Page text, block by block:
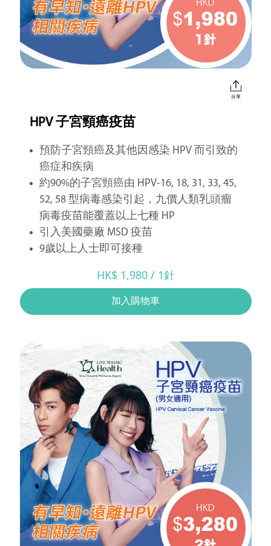
分享
HPV 子宮頸癌疫苗
預防子宮頸癌及其他因感染 HPV 而引致的
癌症和疾病
約90%的子宮頸癌由 HPV-16, 18, 31, 33, 45,
52, 58 型病毒感染引起，九價人類乳頭瘤
病毒疫苗能覆蓋以上七種 HP
引入美國藥廠 MSD 疫苗
9歲以上人士即可接種
HK$ 1,980 / 1針
加入購物車